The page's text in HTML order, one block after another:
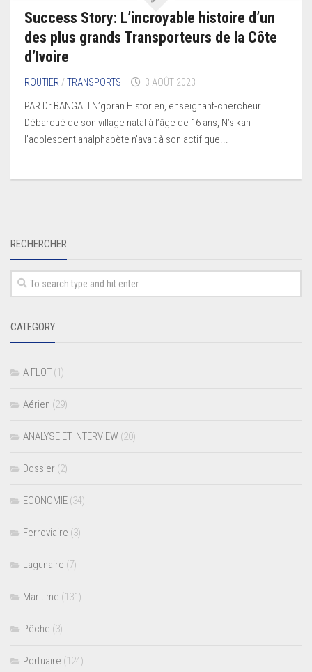
Success Story: L’incroyable histoire d’un
des plus grands Transporteurs de la Côte
d’Ivoire
ROUTIER /TRANSPORTS 3 AOÛT 2023
PAR Dr BANGALI N’goran Historien, enseignant-chercheur
Débarqué de son village natal à l’âge de 16 ans, N’sikan
l’adolescent analphabète n’avait à son actif que...
RECHERCHER
CATEGORY
A FLOT (1)
Aérien (29)
ANALYSE ET INTERVIEW (20)
Dossier (2)
ECONOMIE (34)
Ferroviaire (3)
Lagunaire (7)
Maritime (131)
Pêche (3)
Portuaire (124)